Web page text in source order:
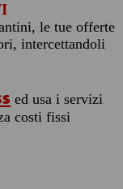
le tue offerte
intercettandoli
ed usa i servizi
costi fissi